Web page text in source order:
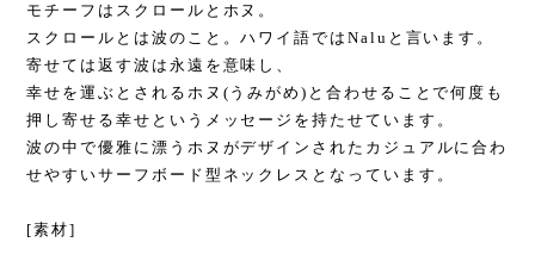
モチーフはスクロールとホヌ。
スクロールとは波のこと。ハワイ語ではNaluと言います。
寄せては返す波は永遠を意味し、
幸せを運ぶとされるホヌ(うみがめ)と合わせることで何度も
押し寄せる幸せというメッセージを持たせています。
波の中で優雅に漂うホヌがデザインされたカジュアルに合わ
せやすいサーフボード型ネックレスとなっています。
[素材]